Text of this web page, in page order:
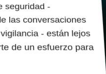
seguridad -
las conversaciones
- están lejos
de un esfuerzo para